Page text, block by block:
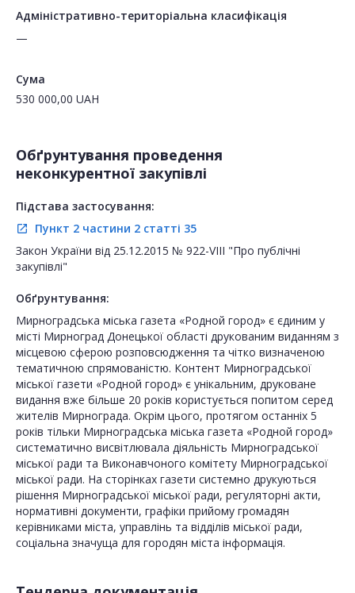
Адміністративно-територіальна класифікація
—
Сума
530 000,00 UAH
Обґрунтування проведення
неконкурентної закупівлі
Підстава застосування:
open_in_new
Пункт 2 частини 2 статті 35
Закон України від 25.12.2015 № 922-VIII "Про публічні
закупівлі"
Обґрунтування:
Мирноградська міська газета «Родной город» є єдиним у
місті Мирноград Донецької області друкованим виданням з
місцевою сферою розповсюдження та чітко визначеною
тематичною спрямованістю. Контент Мирноградської
міської газети «Родной город» є унікальним, друковане
видання вже більше 20 років користується попитом серед
жителів Мирнограда. Окрім цього, протягом останніх 5
років тільки Мирноградська міська газета «Родной город»
систематично висвітлювала діяльність Мирноградської
міської ради та Виконавчоного комітету Мирноградської
міської ради. На сторінках газети системно друкуються
рішення Мирноградської міської ради, регуляторні акти,
нормативні документи, графіки прийому громадян
керівниками міста, управлінь та відділів міської ради,
соціальна значуща для городян міста інформація.